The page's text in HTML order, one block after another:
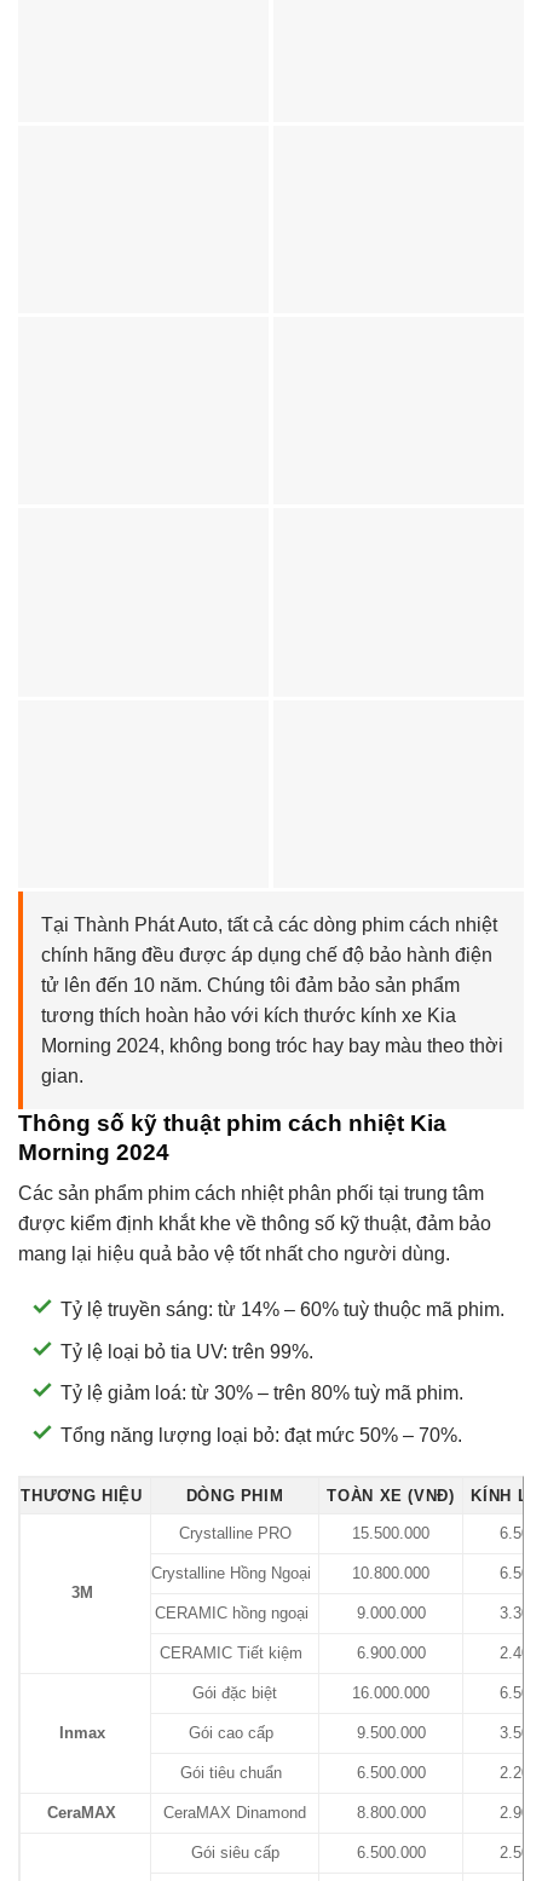
Tại Thành Phát Auto, tất cả các dòng phim cách nhiệt
chính hãng đều được áp dụng chế độ bảo hành điện
tử lên đến 10 năm. Chúng tôi đảm bảo sản phẩm
tương thích hoàn hảo với kích thước kính xe Kia
Morning 2024, không bong tróc hay bay màu theo thời
gian.
Thông số kỹ thuật phim cách nhiệt Kia
Morning 2024
Các sản phẩm phim cách nhiệt phân phối tại trung tâm
được kiểm định khắt khe về thông số kỹ thuật, đảm bảo
mang lại hiệu quả bảo vệ tốt nhất cho người dùng.
Tỷ lệ truyền sáng: từ 14% – 60% tuỳ thuộc mã phim.
Tỷ lệ loại bỏ tia UV: trên 99%.
Tỷ lệ giảm loá: từ 30% – trên 80% tuỳ mã phim.
Tổng năng lượng loại bỏ: đạt mức 50% – 70%.
THƯƠNG HIỆU DÒNG PHIM TOÀN XE (VNĐ) KÍNH
3M
Crystalline PRO 15.500.000
Crystalline Hồng Ngoại 10.800.000
CERAMIC hồng ngoại 9.000.000
CERAMIC Tiết kiệm 6.900.000
Inmax
Gói đặc biệt 16.000.000
Gói cao cấp 9.500.000
Gói tiêu chuẩn 6.500.000
CeraMAX CeraMAX Dinamond 8.800.000
Gói siêu cấp 6.500.000